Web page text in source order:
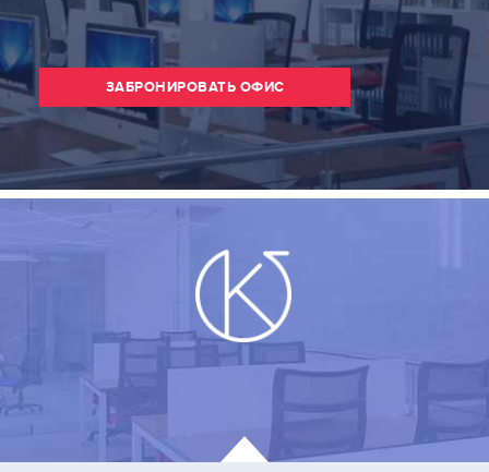
ЗАБРОНИРОВАТЬ ОФИС